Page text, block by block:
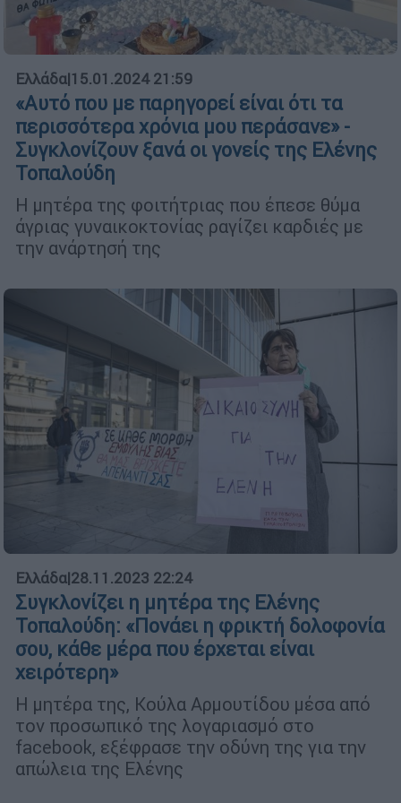
Ελλάδα|15.01.2024 21:59
«Αυτό που με παρηγορεί είναι ότι τα
περισσότερα χρόνια μου περάσανε» -
Συγκλονίζουν ξανά οι γονείς της Ελένης
Τοπαλούδη
Η μητέρα της φοιτήτριας που έπεσε θύμα
άγριας γυναικοκτονίας ραγίζει καρδιές με
την ανάρτησή της
Ελλάδα|28.11.2023 22:24
Συγκλονίζει η μητέρα της Ελένης
Τοπαλούδη: «Πονάει η φρικτή δολοφονία
σου, κάθε μέρα που έρχεται είναι
χειρότερη»
Η μητέρα της, Κούλα Αρμουτίδου μέσα από
τον προσωπικό της λογαριασμό στο
facebook, εξέφρασε την οδύνη της για την
απώλεια της Ελένης